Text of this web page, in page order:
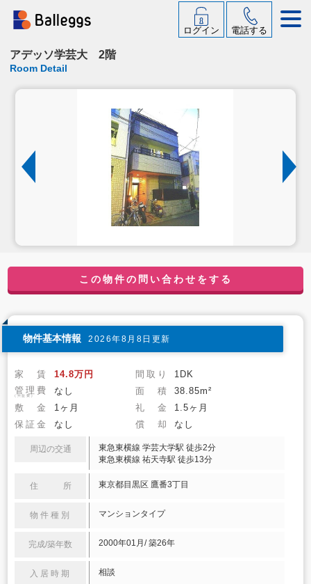
ログイン 電話する
アデッソ学芸大 2階
Room Detail
この物件の問い合わせをする
物件基本情報 2026年8月8日更新
家 賃 14.8万円 間取り
1DK
管理費
(共益費) なし 面 積
38.85m²
敷 金
1ヶ月 礼 金
1.5ヶ月
保証金
なし 償 却 なし
周辺の交通
東急東横線 学芸大学駅 徒歩2分
東急東横線 祐天寺駅 徒歩13分
住 所 東京都目黒区 鷹番3丁目
物件種別 マンションタイプ
完成/築年数 2000年01月/ 築26年
入居時期 相談